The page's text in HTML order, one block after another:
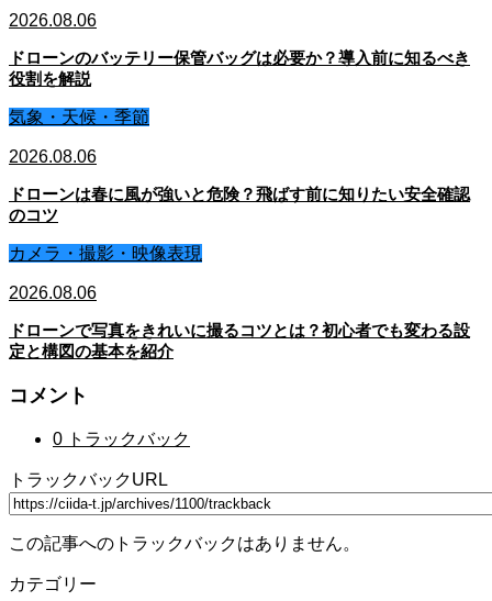
2026.08.06
ドローンのバッテリー保管バッグは必要か？導入前に知るべき
役割を解説
気象・天候・季節
2026.08.06
ドローンは春に風が強いと危険？飛ばす前に知りたい安全確認
のコツ
カメラ・撮影・映像表現
2026.08.06
ドローンで写真をきれいに撮るコツとは？初心者でも変わる設
定と構図の基本を紹介
コメント
0 トラックバック
トラックバックURL
この記事へのトラックバックはありません。
カテゴリー